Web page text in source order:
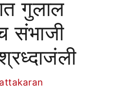
गुलाल
संभाजी